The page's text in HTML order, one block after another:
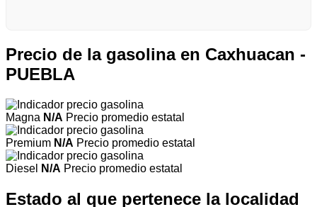
Precio de la gasolina en Caxhuacan -
PUEBLA
Magna N/A Precio promedio estatal
Premium N/A Precio promedio estatal
Diesel N/A Precio promedio estatal
Estado al que pertenece la localidad